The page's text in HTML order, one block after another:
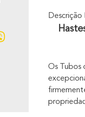
Os Tubos